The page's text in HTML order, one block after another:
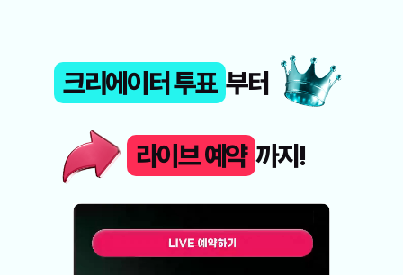
크리에이터 투표 부터
라이브 예약 까지!